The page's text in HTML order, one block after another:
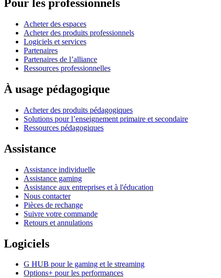
Pour les professionnels
Acheter des espaces
Acheter des produits professionnels
Logiciels et services
Partenaires
Partenaires de l’alliance
Ressources professionnelles
À usage pédagogique
Acheter des produits pédagogiques
Solutions pour l’enseignement primaire et secondaire
Ressources pédagogiques
Assistance
Assistance individuelle
Assistance gaming
Assistance aux entreprises et à l'éducation
Nous contacter
Pièces de rechange
Suivre votre commande
Retours et annulations
Logiciels
G HUB pour le gaming et le streaming
Options+ pour les performances